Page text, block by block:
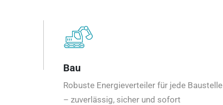
Bau
Robuste Energieverteiler für jede Baustelle
– zuverlässig, sicher und sofort